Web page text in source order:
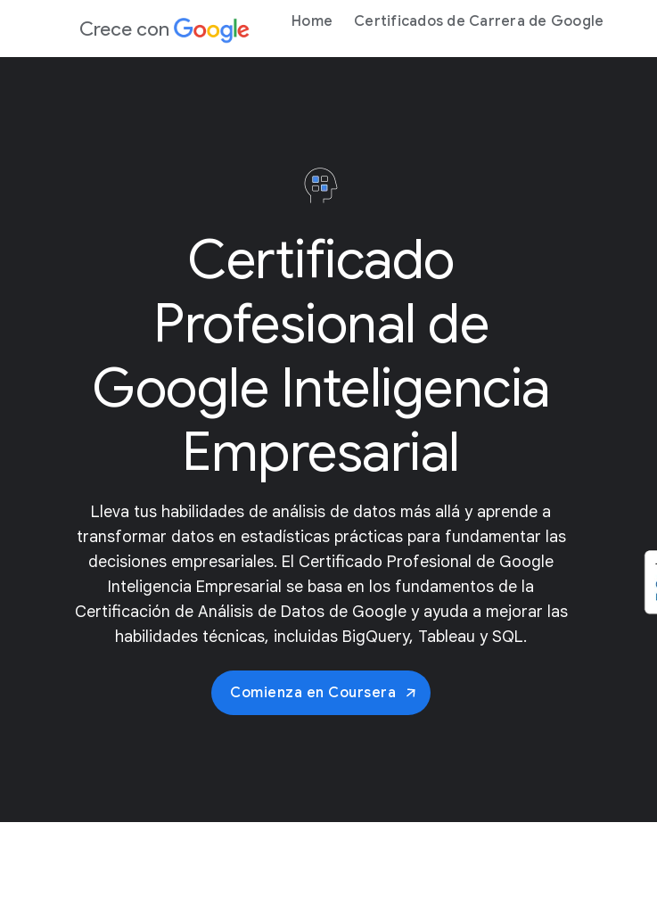
Crece con Home Certificados de Carrera de Google
Certificado
Profesional de
Google Inteligencia
Empresarial
Lleva tus habilidades de análisis de datos más allá y aprende a
transformar datos en estadísticas prácticas para fundamentar las
decisiones empresariales. El Certificado Profesional de Google
Inteligencia Empresarial se basa en los fundamentos de la
Certificación de Análisis de Datos de Google y ayuda a mejorar las
habilidades técnicas, incluidas BigQuery, Tableau y SQL.
Comienza en Coursera